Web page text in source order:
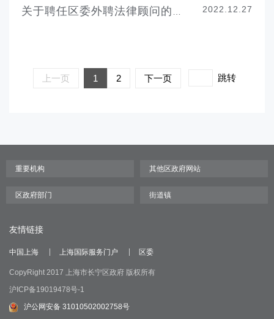
2022.12.27
上一页 1 2 下一页 跳转
友情链接
中国上海 上海国际服务门户 区委
CopyRight 2017 上海市长宁区政府 版权所有
沪ICP备19019478号-1
沪公网安备 31010502002758号